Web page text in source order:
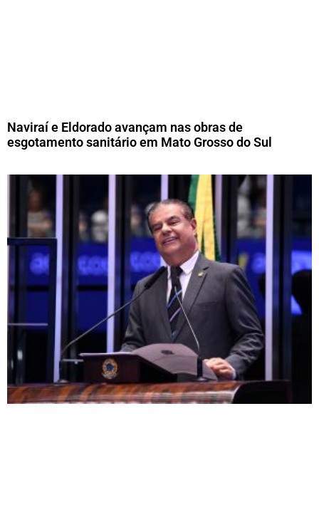
Naviraí e Eldorado avançam nas obras de
esgotamento sanitário em Mato Grosso do Sul